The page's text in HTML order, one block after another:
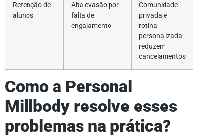
Retenção de
alunos
Alta evasão por
falta de
engajamento
Comunidade
privada e
rotina
personalizada
reduzem
cancelamentos
Como a Personal
Millbody resolve esses
problemas na prática?